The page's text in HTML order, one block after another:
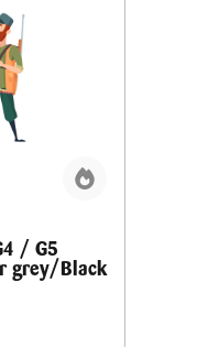
/ G5
grey/Black